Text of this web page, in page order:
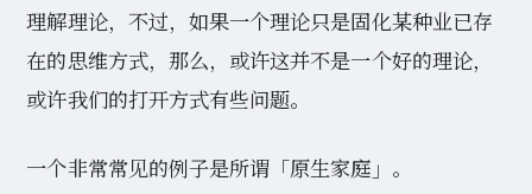
理解理论，不过，如果一个理论只是固化某种业已存
在的思维方式，那么，或许这并不是一个好的理论，
或许我们的打开方式有些问题。
一个非常常见的例子是所谓「原生家庭」。